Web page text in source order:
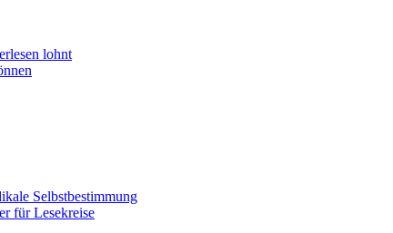
lohnt
Selbstbestimmung
für Lesekreise